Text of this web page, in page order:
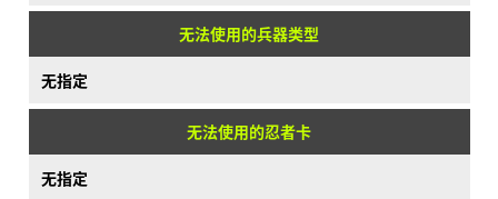
无法使用的兵器类型
无指定
无法使用的忍者卡
无指定